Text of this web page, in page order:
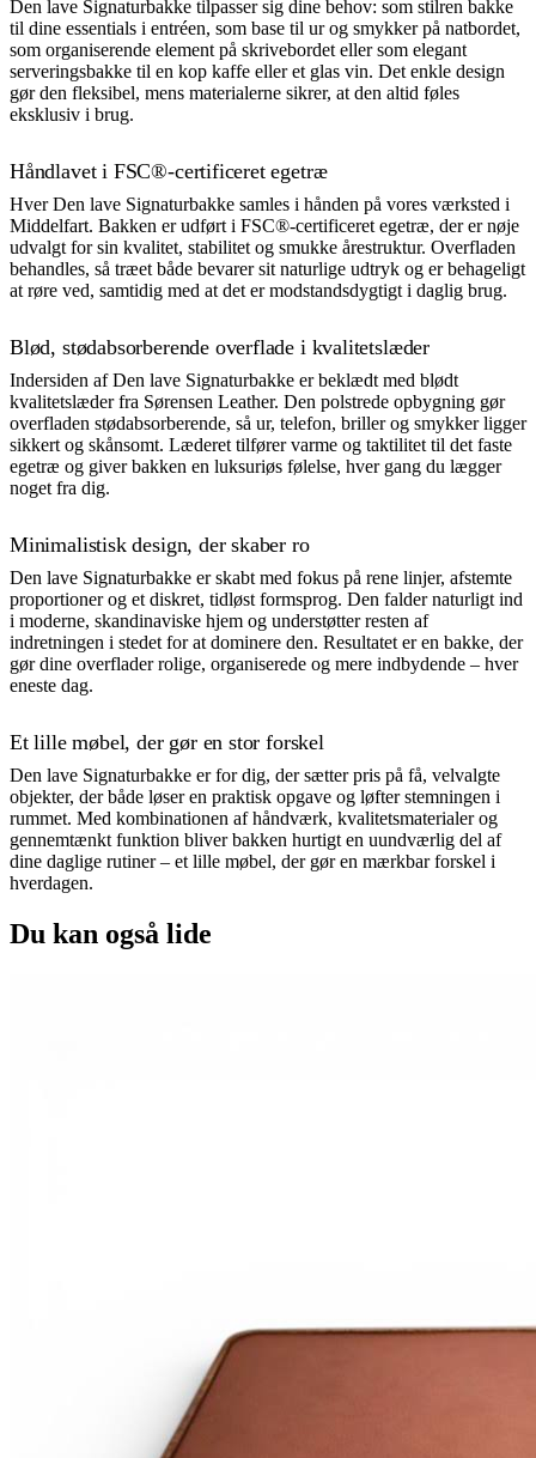
Den lave Signaturbakke tilpasser sig dine behov: som stilren bakke
til dine essentials i entréen, som base til ur og smykker på natbordet,
som organiserende element på skrivebordet eller som elegant
serveringsbakke til en kop kaffe eller et glas vin. Det enkle design
gør den fleksibel, mens materialerne sikrer, at den altid føles
eksklusiv i brug.
Håndlavet i FSC®-certificeret egetræ
Hver Den lave Signaturbakke samles i hånden på vores værksted i
Middelfart. Bakken er udført i FSC®-certificeret egetræ, der er nøje
udvalgt for sin kvalitet, stabilitet og smukke årestruktur. Overfladen
behandles, så træet både bevarer sit naturlige udtryk og er behageligt
at røre ved, samtidig med at det er modstandsdygtigt i daglig brug.
Blød, stødabsorberende overflade i kvalitetslæder
Indersiden af Den lave Signaturbakke er beklædt med blødt
kvalitetslæder fra Sørensen Leather. Den polstrede opbygning gør
overfladen stødabsorberende, så ur, telefon, briller og smykker ligger
sikkert og skånsomt. Læderet tilfører varme og taktilitet til det faste
egetræ og giver bakken en luksuriøs følelse, hver gang du lægger
noget fra dig.
Minimalistisk design, der skaber ro
Den lave Signaturbakke er skabt med fokus på rene linjer, afstemte
proportioner og et diskret, tidløst formsprog. Den falder naturligt ind
i moderne, skandinaviske hjem og understøtter resten af
indretningen i stedet for at dominere den. Resultatet er en bakke, der
gør dine overflader rolige, organiserede og mere indbydende – hver
eneste dag.
Et lille møbel, der gør en stor forskel
Den lave Signaturbakke er for dig, der sætter pris på få, velvalgte
objekter, der både løser en praktisk opgave og løfter stemningen i
rummet. Med kombinationen af håndværk, kvalitetsmaterialer og
gennemtænkt funktion bliver bakken hurtigt en uundværlig del af
dine daglige rutiner – et lille møbel, der gør en mærkbar forskel i
hverdagen.
Du kan også lide